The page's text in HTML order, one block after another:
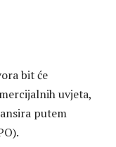
bit će
uvjeta,
putem